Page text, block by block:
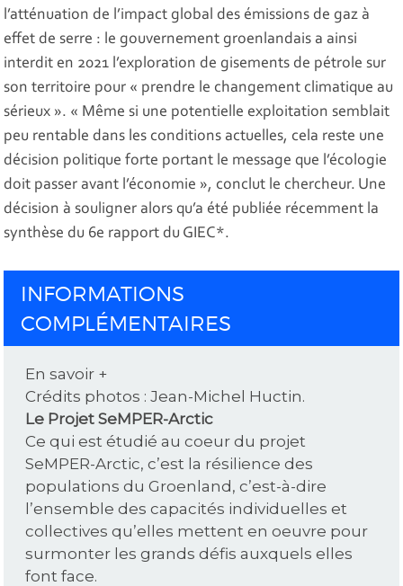
l’atténuation de l’impact global des émissions de gaz à
effet de serre : le gouvernement groenlandais a ainsi
interdit en 2021 l’exploration de gisements de pétrole sur
son territoire pour « prendre le changement climatique au
sérieux ». « Même si une potentielle exploitation semblait
peu rentable dans les conditions actuelles, cela reste une
décision politique forte portant le message que l’écologie
doit passer avant l’économie », conclut le chercheur. Une
décision à souligner alors qu’a été publiée récemment la
synthèse du 6e rapport du GIEC*.
INFORMATIONS
COMPLÉMENTAIRES
En savoir +
Crédits photos : Jean-Michel Huctin.
Le Projet SeMPER-Arctic
Ce qui est étudié au coeur du projet
SeMPER-Arctic, c’est la résilience des
populations du Groenland, c’est-à-dire
l’ensemble des capacités individuelles et
collectives qu’elles mettent en oeuvre pour
surmonter les grands défis auxquels elles
font face.